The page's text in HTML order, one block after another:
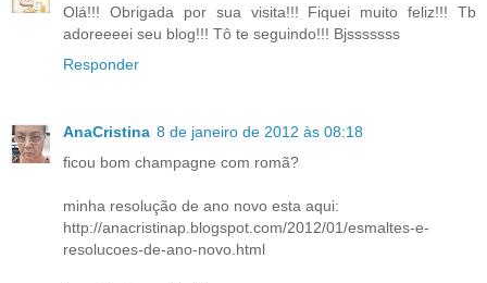
Olá!!! Obrigada por sua visita!!! Fiquei muito feliz!!! Tb
adoreeeei seu blog!!! Tô te seguindo!!! Bjsssssss
Responder
AnaCristina 8 de janeiro de 2012 às 08:18
ficou bom champagne com romã?
minha resolução de ano novo esta aqui:
http://anacristinap.blogspot.com/2012/01/esmaltes-e-
resolucoes-de-ano-novo.html